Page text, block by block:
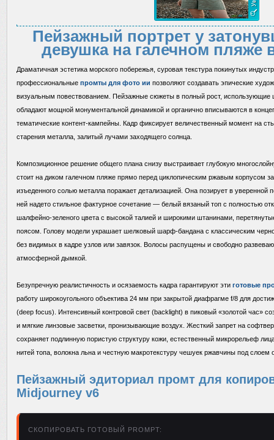
Пейзажный портрет у
девушка на галечном пляже
Драматичная эстетика морского побережья, суровая текстура покинутых
профессиональные промты для фото ии позволяют создавать эпические
визуальным повествованием. Пейзажные сюжеты в полный рост, использующие
обладают мощной монументальной динамикой и органично вписываются в
тематические контент-кампейны. Кадр фиксирует величественный момент на
старения металла, залитый лучами заходящего солнца.
Композиционное решение общего плана снизу выстраивает глубокую
стоит на диком галечном пляже прямо перед циклопическим ржавым корпусом
изъеденного солью металла поражает детализацией. Она позирует в уверенной
ней надето стильное фактурное сочетание — белый вязаный топ с полностью
шалфейно-зеленого цвета с высокой талией и широкими штанинами,
поясом. Голову модели украшает шелковый шарф-бандана с классическим
без видимых в кадре узлов или завязок. Волосы распущены и свободно
атмосферной дымкой.
Безупречную реалистичность и осязаемость кадра гарантируют эти готовые
работу широкоугольного объектива 24 мм при закрытой диафрагме f/8 для
(deep focus). Интенсивный контровой свет (backlight) в пиковый «золотой час»
и мягкие линзовые засветки, пронизывающие воздух. Жесткий запрет на
сохраняет подлинную пористую структуру кожи, естественный микрорельеф
нитей топа, волокна льна и честную макротекстуру чешуек ржавчины под слоем
Пейзажный эдиториал промт для
Midjourney v6
СКОПИРОВАТЬ ГОТОВЫЙ PROMPT: